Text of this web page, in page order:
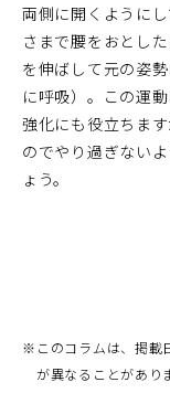
両側に開くように
さまで腰をおとし
を伸ばして元の姿
に呼吸）。この運
強化にも役立ちま
のでやり過ぎない
ょう。
※ このコラムは、掲載
が異なることがあり